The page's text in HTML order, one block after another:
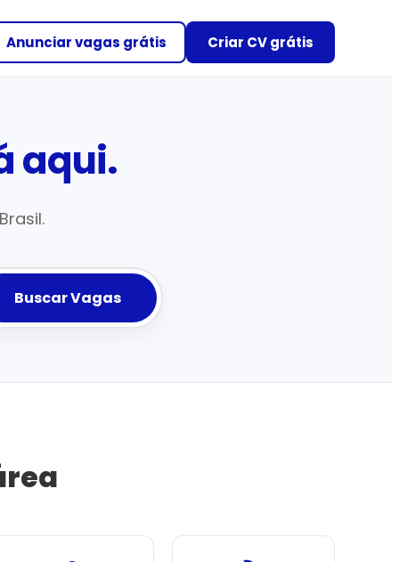
Anunciar vagas grátis Criar CV grátis
aqui.
Buscar Vagas